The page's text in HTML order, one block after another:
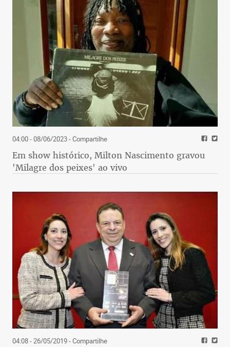
04:00 - 08/06/2023- Compartilhe
Em show histórico, Milton Nascimento gravou
'Milagre dos peixes' ao vivo
04:08 - 26/05/2019- Compartilhe